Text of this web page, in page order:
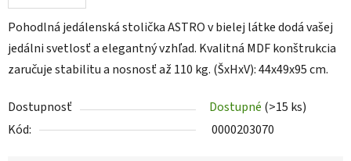
Pohodlná jedálenská stolička ASTRO v bielej látke dodá vašej
jedálni svetlosť a elegantný vzhľad. Kvalitná MDF konštrukcia
zaručuje stabilitu a nosnosť až 110 kg. (ŠxHxV): 44x49x95 cm.
Dostupnosť Dostupné (>15 ks)
Kód:
0000203070